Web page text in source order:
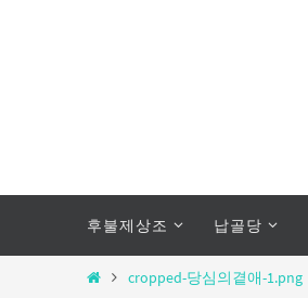
content
후불제상조 납골당
Homecropped-당심의곁애-1.png